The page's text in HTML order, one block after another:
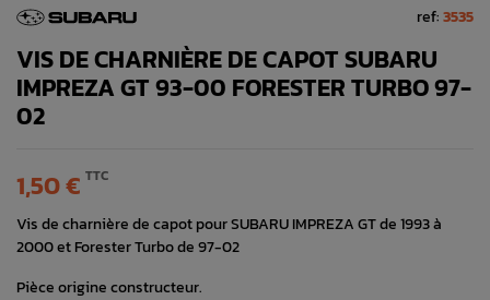
ref:3535
VIS DE CHARNIÈRE DE CAPOT SUBARU
IMPREZA GT 93-00 FORESTER TURBO 97-
02
1,50 € TTC
Vis de charnière de capot pour SUBARU IMPREZA GT de 1993 à
2000 et Forester Turbo de 97-02
Pièce origine constructeur.